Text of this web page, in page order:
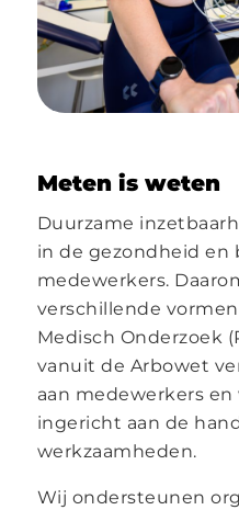
Meten is weten
Duurzame
in de gezondheid en
medewerkers.
verschillende
Medisch Onderzoek
vanuit de Arbowet
aan medewerkers
ingericht aan de
werkzaamheden.
Wij ondersteunen